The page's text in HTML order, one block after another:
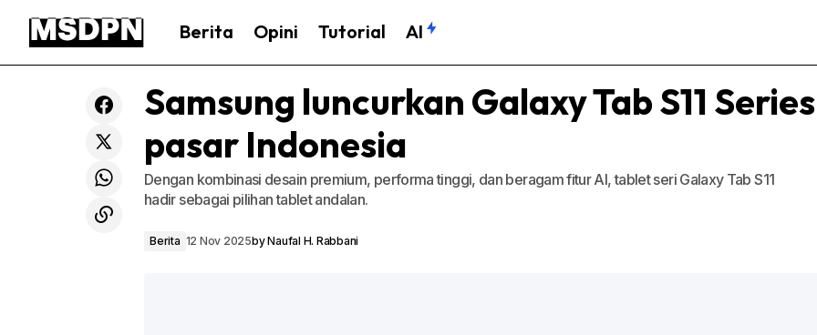
Berita Opini Tutorial AI
Samsung luncurkan Galaxy Tab S11
pasar Indonesia
Dengan kombinasi desain premium, performa tinggi, dan beragam fitur AI, tablet seri Galaxy Tab S11
hadir sebagai pilihan tablet andalan.
Berita 12 Nov 2025byNaufal H. Rabbani